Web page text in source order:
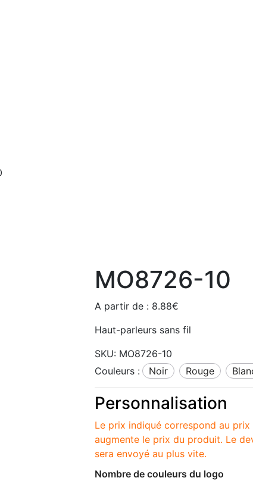
MO8726-10
A partir de : 8.88€
Haut-parleurs sans fil
SKU: MO8726-10
Couleurs :
noir rouge
Personnalisation
Le prix indiqué correspond au
augmente le prix du produit. Le
sera envoyé au plus vite.
Nombre de couleurs du logo